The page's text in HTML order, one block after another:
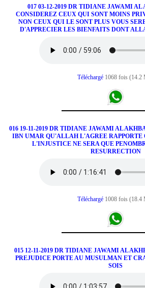
017 03-12-2019 DR TIDIANE JAWAMI
CONSIDEREZ CEUX QUI SONT MOINS
NON CEUX QUI LE SONT PLUS VOUS
D'APPRECIER LES BIENFAITS DONT
Téléchargé 1068 fois (14.2
016 19-11-2019 DR TIDIANE JAWAMI AL
IBN UMAR QU'ALLAH L'AGREE RAPPORTE
L'INJUSTICE NE SERA QUE
RESURRECTION
Téléchargé 1008 fois (18.4
015 12-11-2019 DR TIDIANE JAWAMI AL
PREJUDICE PORTE AU MUSULMAN ET
SOIS